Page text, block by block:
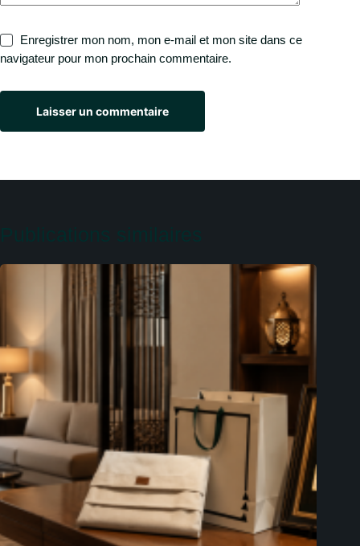
Enregistrer mon nom, mon e-mail et mon site dans ce
navigateur pour mon prochain commentaire.
Laisser un commentaire